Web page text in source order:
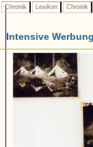
Chronik Lexikon Chronik
Intensive